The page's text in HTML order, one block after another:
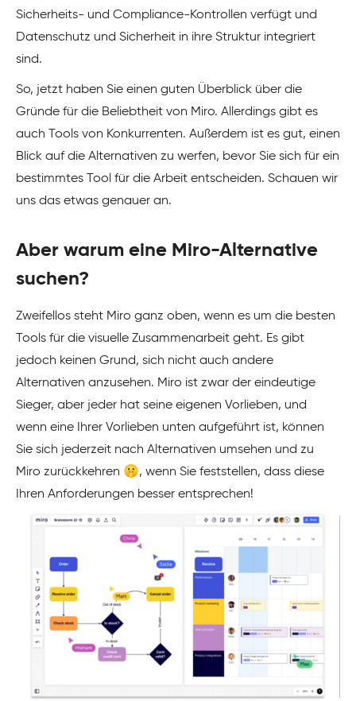
Sicherheits- und Compliance-Kontrollen verfügt und
Datenschutz und Sicherheit in ihre Struktur integriert
sind.
So, jetzt haben Sie einen guten Überblick über die
Gründe für die Beliebtheit von Miro. Allerdings gibt es
auch Tools von Konkurrenten. Außerdem ist es gut, einen
Blick auf die Alternativen zu werfen, bevor Sie sich für ein
bestimmtes Tool für die Arbeit entscheiden. Schauen wir
uns das etwas genauer an.
Aber warum eine Miro-Alternative
suchen?
Zweifellos steht Miro ganz oben, wenn es um die besten
Tools für die visuelle Zusammenarbeit geht. Es gibt
jedoch keinen Grund, sich nicht auch andere
Alternativen anzusehen. Miro ist zwar der eindeutige
Sieger, aber jeder hat seine eigenen Vorlieben, und
wenn eine Ihrer Vorlieben unten aufgeführt ist, können
Sie sich jederzeit nach Alternativen umsehen und zu
Miro zurückkehren 🤫, wenn Sie feststellen, dass diese
Ihren Anforderungen besser entsprechen!